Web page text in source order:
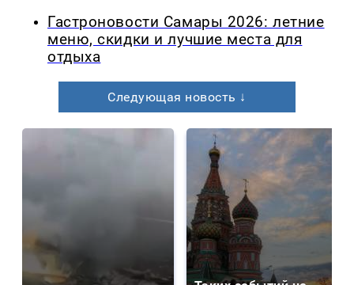
Гастроновости Самары 2026: летние
меню, скидки и лучшие места для
отдыха
Следующая новость ↓